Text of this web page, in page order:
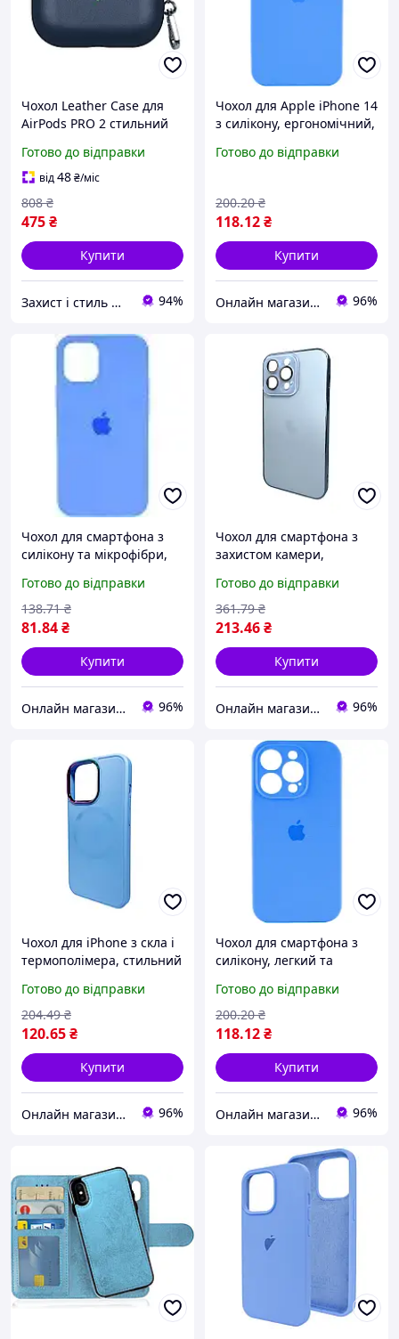
Чохол Leather Case для
AirPods PRO 2 стильний
кольорі Midnight Blue
Готово до відправки
від48₴/міс
475₴
808 ₴
Купити
Захист і стиль — в одному магазині 94%
Чохол для Apple iPhone 14
з силікону, ергономічний,
приємний на дотик в
Готово до відправки
118.12₴
200.20 ₴
Купити
Онлайн магазин - Кексік🧁 96%
Чохол для смартфона з
силікону та мікрофібри,
Apple iPhone 11 Pro, колір
Surf Blue
Готово до відправки
81.84₴
138.71 ₴
Купити
Онлайн магазин - Кексік🧁 96%
Чохол для смартфона з
захистом камери,
Blue, підтримка MagSafe
Готово до відправки
213.46₴
361.79 ₴
Купити
Онлайн магазин - Кексік🧁 96%
Чохол для iPhone з скла і
термополімера, стильний
Blue, захист MagSafe та
камери
Готово до відправки
120.65₴
204.49 ₴
Купити
Онлайн магазин - Кексік🧁 96%
Чохол для смартфона з
силікону, легкий та
камери, колір Surf Blue
для Apple iPhone 15 Pro
Готово до відправки
118.12₴
200.20 ₴
Купити
Онлайн магазин - Кексік🧁 96%